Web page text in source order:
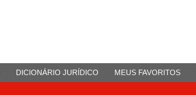
DICIONÁRIO JURÍDICO MEUS FAVORITOS